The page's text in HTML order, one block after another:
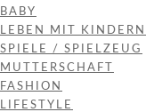
BABY
LEBEN MIT KINDERN
SPIELE / SPIELZEUG
MUTTERSCHAFT
FASHION
LIFESTYLE